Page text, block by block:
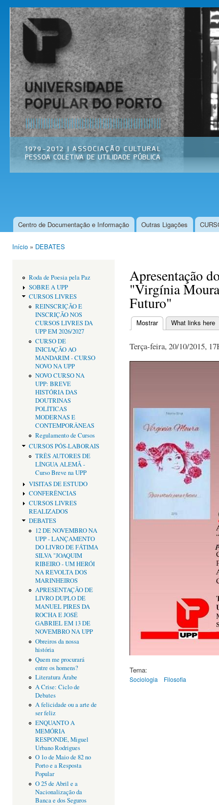
Universidade
Popular do
Porto
Associação
Cultural
Menu principal
Centro de Documentação e Informação Outras Ligações
Início » DEBATES
Roda de Poesia pela Paz
SOBRE A UPP
CURSOS LIVRES
REINSCRIÇÃO E
INSCRIÇÃO NOS
CURSOS LIVRES DA
UPP EM 2026/2027
CURSO DE
INICIAÇÃO AO
MANDARIM - CURSO
NOVO NA UPP
NOVO CURSO NA
UPP: BREVE
HISTÓRIA DAS
DOUTRINAS
POLÍTICAS
MODERNAS E
CONTEMPORÂNEAS
Regulamento de Cursos
CURSOS PÓS-LABORAIS
TRÊS AUTORES DE
LÍNGUA ALEMÃ -
Curso Breve na UPP
VISITAS DE ESTUDO
CONFERÊNCIAS
CURSOS LIVRES
REALIZADOS
DEBATES
12 DE NOVEMBRO NA
UPP - LANÇAMENTO
DO LIVRO DE FÁTIMA
SILVA "JOAQUIM
RIBEIRO - UM HERÓI
NA REVOLTA DOS
MARINHEIROS
APRESENTAÇÃO DE
LIVRO DUPLO DE
MANUEL PIRES DA
ROCHA E JOSÉ
GABRIEL EM 13 DE
NOVEMBRO NA UPP
Obreiros da nossa
história
Quem me procurará
entre os homens?
Literatura Árabe
A Crise: Ciclo de
Debates
A felicidade ou a arte de
ser feliz
ENQUANTO A
MEMÓRIA
RESPONDE, Miguel
Urbano Rodrigues
O 1o de Maio de 82 no
Porto e a Resposta
Popular
O 25 de Abril e a
Nacionalização da
Banca e dos Seguros
Apresentação
"Virgínia
Futuro"
Separadores
Mostrar(separador ativo)
What links here
Terça-feira, 20/10/2015,
Tema:
Sociologia Filosofia